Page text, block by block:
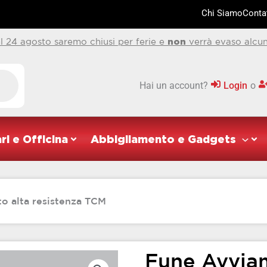
Chi Siamo
24 agosto saremo chiusi per ferie e non verrà evaso
Hai un account? Login o
e Officina Abbigliamento e Gadgets
alta resistenza TCM
Fune